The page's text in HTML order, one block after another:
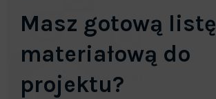
Masz gotową listę
materiałową do
projektu?